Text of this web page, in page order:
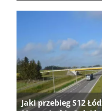
Jaki przebieg S12